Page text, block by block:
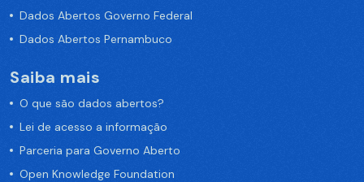
Dados Abertos Governo Federal
Dados Abertos Pernambuco
Saiba mais
O que são dados abertos?
Lei de acesso a informação
Parceria para Governo Aberto
Open Knowledge Foundation